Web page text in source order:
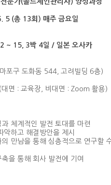
문가(콜드 체인관리사) 양성과정
5 (총 13회) 매주 금요일
~ 15, 3박 4일 / 일본 오사카
포구 도화동 544, 고려빌딩 6층)
면 : 교육장, 비대면 : Zoom 활용)
체계적인 발전 토대를 마련
하고 해결방안을 제시
만남을 통해 심층적으로 연구할
을 통해 회사 발전에 기여